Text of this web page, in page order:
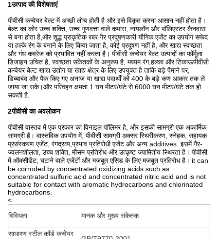
1उत्पाद की विशेषताएं
पीवीसी कन्वेयर बेल्ट में अच्छी लोच होती है और इसे विकृत करना आसान नहीं होता है।
बेल्ट का कोर उच्च शक्ति, उच्च गुणवत्ता वाले कपास, नायलॉन और पॉलिएस्टर कैनवास
से बना होता है,और शुद्ध प्राकृतिक रबर गैर प्रदूषणकारी यौगिक एजेंट का उपयोग सफेद
या हल्के रंग के बनाने के लिए किया जाता है, कोई प्रदूषण नहीं है, और खाद्य स्वच्छता
और गंध कवरेज को प्रभावित नहीं करता है। पीवीसी कन्वेयर बेल्ट उत्पादों का फॉर्मूला
डिजाइन उचित है, स्वच्छता संकेतकों के अनुरूप है, मध्यम रंग,हल्का और टिकाऊपीवीसी
कन्वेयर बेल्ट खाद्य उद्योग या खाद्य क्षेत्र के लिए उपयुक्त है ताकि बड़े पैमाने पर,
डिब्बाबंद और पैक किए गए अनाज या खाद्य पदार्थों को 400 के बड़े कण आकार तक ले
जाया जा सके।और परिवहन क्षमता 1 घन मीटर/घंटे से 6000 घन मीटर/घंटे तक हो
सकती है.
2पीवीसी का अवलोकन
पीवीसी वास्तव में एक प्रकार का विनाइल पॉलिमर है, और इसकी सामग्री एक अकार्मिक
सामग्री है। वास्तविक उपयोग में, पीवीसी सामग्री अक्सर स्थिरीकरण, स्नेहक, सहायक
प्रसंस्करण एजेंट, रंगद्रव्य,प्रभाव प्रतिरोधी एजेंट और अन्य additives. इसमें गैर-
ज्वलनशीलता, उच्च शक्ति, मौसम प्रतिरोध और उत्कृष्ट ज्यामितीय स्थिरता है। पीवीसी
में ऑक्सीडेंट, घटाने वाले एजेंटों और मजबूत एसिड के लिए मजबूत प्रतिरोध है। it can
be corroded by concentrated oxidizing acids such as
concentrated sulfuric acid and concentrated nitric acid and is not
suitable for contact with aromatic hydrocarbons and chlorinated
hydrocarbons.
<
विविधता
मानक और मुख्य संकेतक
साधारण स्टील कॉर्ड कन्वेयर